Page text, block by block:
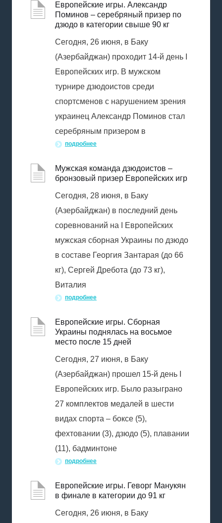
Европейские игры. Александр
Поминов – серебряный призер по
дзюдо в категории свыше 90 кг
Сегодня, 26 июня, в Баку
(Азербайджан) проходит 14-й день I
Европейских игр. В мужском
турнире дзюдоистов среди
спортсменов с нарушением зрения
украинец Александр Поминов стал
серебряным призером в
подробнее
Мужская команда дзюдоистов –
бронзовый призер Европейских игр
Сегодня, 28 июня, в Баку
(Азербайджан) в последний день
соревнований на I Европейских
мужская сборная Украины по дзюдо
в составе Георгия Зантарая (до 66
кг), Сергей Дребота (до 73 кг),
Виталия
подробнее
Европейские игры. Сборная
Украины поднялась на восьмое
место после 15 дней
Сегодня, 27 июня, в Баку
(Азербайджан) прошел 15-й день I
Европейских игр. Было разыграно
27 комплектов медалей в шести
видах спорта – боксе (5),
фехтовании (3), дзюдо (5), плавании
(11), бадминтоне
подробнее
Европейские игры. Геворг Манукян
в финале в категории до 91 кг
Сегодня, 26 июня, в Баку